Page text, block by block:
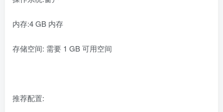
内存:4 GB 内存
存储空间: 需要 1 GB 可用空间
推荐配置: